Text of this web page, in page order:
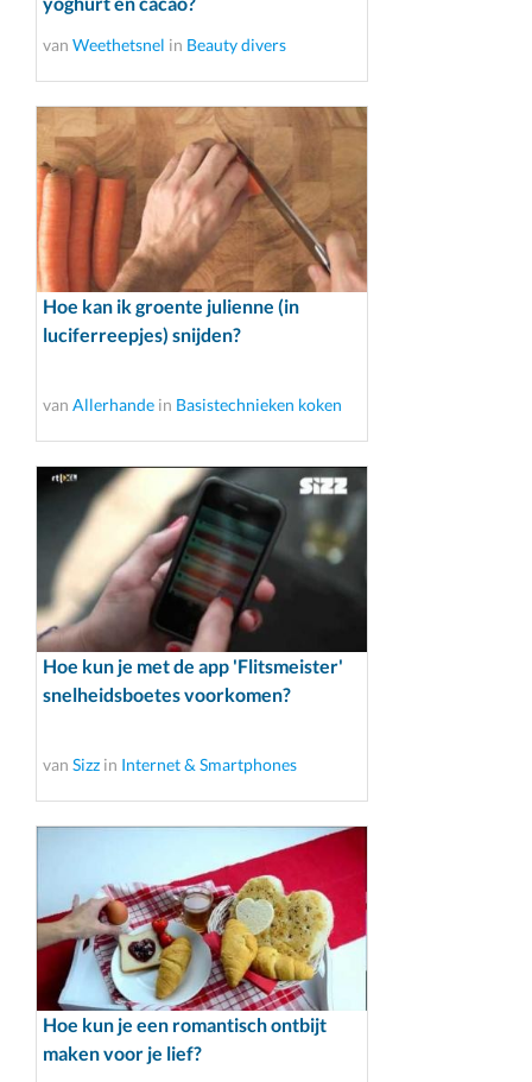
van Weethetsnel in Beauty divers
Hoe kan ik groente julienne (in
luciferreepjes) snijden?
van Allerhande in Basistechnieken koken
Hoe kun je met de app 'Flitsmeister'
snelheidsboetes voorkomen?
van Sizz in Internet & Smartphones
Hoe kun je een romantisch ontbijt
maken voor je lief?